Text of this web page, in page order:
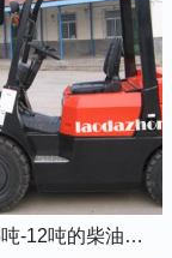
齐齐哈尔3吨-12吨的柴油叉车出租